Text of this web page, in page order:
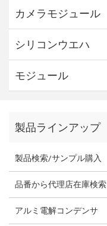
カメラモジュール
シリコンウエハ
モジュール
製品ラインアップ
製品検索/サンプル購入
品番から代理店在庫検索
アルミ電解コンデンサ